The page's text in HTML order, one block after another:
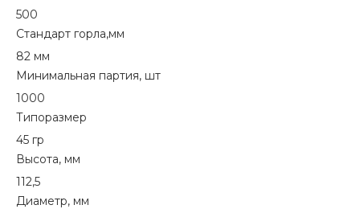
500
Стандарт горла,мм
82 мм
Минимальная партия, шт
1000
Типоразмер
45 гр
Высота, мм
112,5
Диаметр, мм